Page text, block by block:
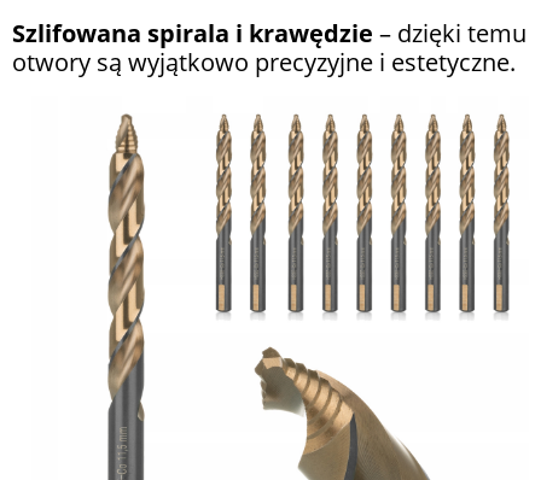
Szlifowana spirala i krawędzie – dzięki temu
otwory są wyjątkowo precyzyjne i estetyczne.